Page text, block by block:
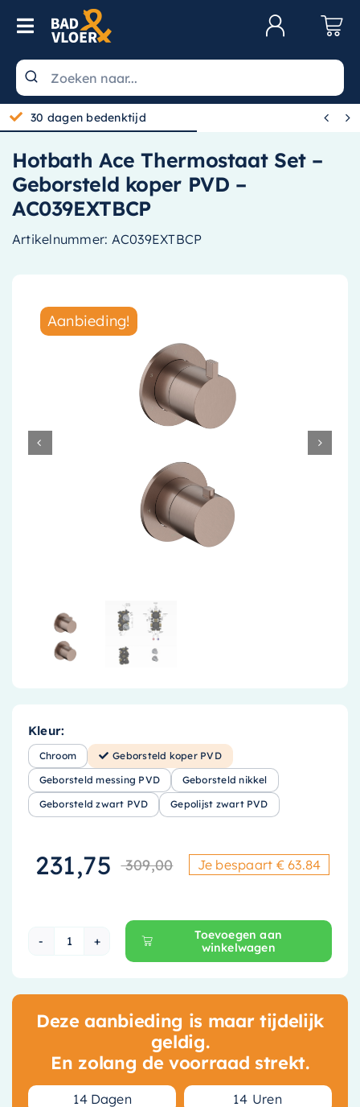
Skip to content
Toggle Navigation
Wastafels
Toiletten
Spiegels
Kranen
Douche
Radiatoren
Installatiemateriaal
Klimaatbeheersing
30 dagen bedenktijd  
Hotbath Ace Thermostaat Set –
Geborsteld koper PVD –
AC039EXTBCP
Artikelnummer: AC039EXTBCP
Aanbieding!
Kleur:
Chroom Geborsteld koper PVD
Geborsteld messing PVD Geborsteld nikkel
Geborsteld zwart PVD Gepolijst zwart PVD
309,00
231,75 Huidige prijs
Je bespaart € 63.84
Hotbath Ace Thermostaat Set - Geborsteld
Toevoegen aan
winkelwagen
Deze aanbieding is maar tijdelijk
geldig.
En zolang de voorraad strekt.
14 Dagen 14 Uren